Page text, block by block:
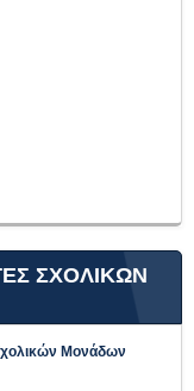
ΣΧΟΛΙΚΩΝ
Σχολικών Μονάδων